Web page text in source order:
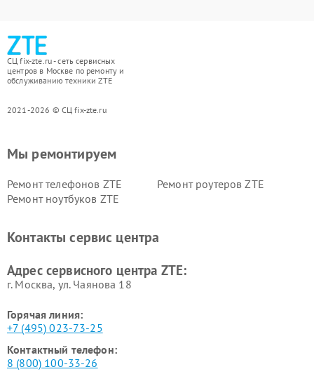
СЦ fix-zte.ru - сеть сервисных
центров в Москве по ремонту и
обслуживанию техники ZTE
2021-2026 © СЦ fix-zte.ru
Мы ремонтируем
Ремонт телефонов ZTE
Ремонт роутеров ZTE
Ремонт ноутбуков ZTE
Контакты сервис центра
Адрес сервисного центра ZTE:
г. Москва, ул. Чаянова 18
Горячая линия:
+7 (495) 023-73-25
Контактный телефон:
8 (800) 100-33-26